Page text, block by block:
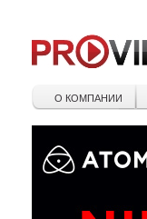
О КОМПАНИИ